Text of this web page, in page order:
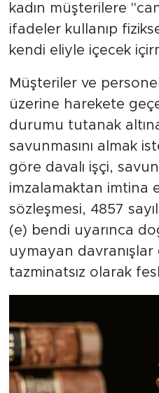
kadın müşterilere
ifadeler kullanıp
kendi eliyle içecek
Müşteriler ve
üzerine harekete
durumu tutanak
savunmasını almak
göre davalı işçi,
imzalamaktan imtina
sözleşmesi, 4857
(e) bendi uyarınca
uymayan davranışlar
tazminatsız olarak